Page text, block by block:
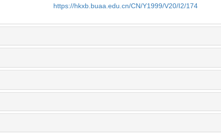
https://hkxb.buaa.edu.cn/CN/Y1999/V20/I2/174